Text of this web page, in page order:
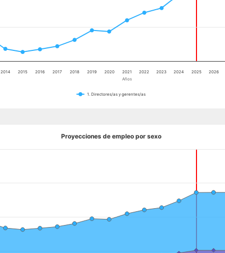
Años
1. Directores/as y gerentes/as
2014 2015 2016 2017 2018 2019 2020 2021 2022 2023 2024 2025 2026
Proyecciones de empleo por sexo